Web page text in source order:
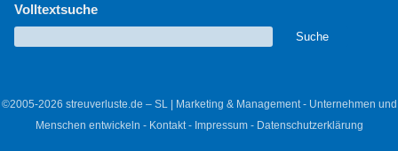
Volltextsuche
©2005-2026 streuverluste.de – SL | Marketing & Management - Unternehmen und
Menschen entwickeln - Kontakt- Impressum- Datenschutzerklärung